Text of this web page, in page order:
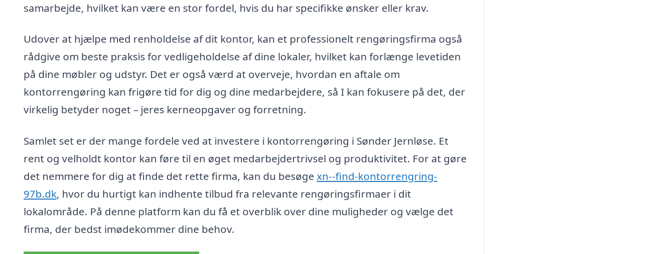
samarbejde, hvilket kan være en stor fordel, hvis du har specifikke ønsker eller krav.
Udover at hjælpe med renholdelse af dit kontor, kan et professionelt rengøringsfirma også
rådgive om beste praksis for vedligeholdelse af dine lokaler, hvilket kan forlænge levetiden
på dine møbler og udstyr. Det er også værd at overveje, hvordan en aftale om
kontorrengøring kan frigøre tid for dig og dine medarbejdere, så I kan fokusere på det, der
virkelig betyder noget – jeres kerneopgaver og forretning.
Samlet set er der mange fordele ved at investere i kontorrengøring i Sønder Jernløse. Et
rent og velholdt kontor kan føre til en øget medarbejdertrivsel og produktivitet. For at gøre
det nemmere for dig at finde det rette firma, kan du besøge xn--find-kontorrengring-
97b.dk, hvor du hurtigt kan indhente tilbud fra relevante rengøringsfirmaer i dit
lokalområde. På denne platform kan du få et overblik over dine muligheder og vælge det
firma, der bedst imødekommer dine behov.